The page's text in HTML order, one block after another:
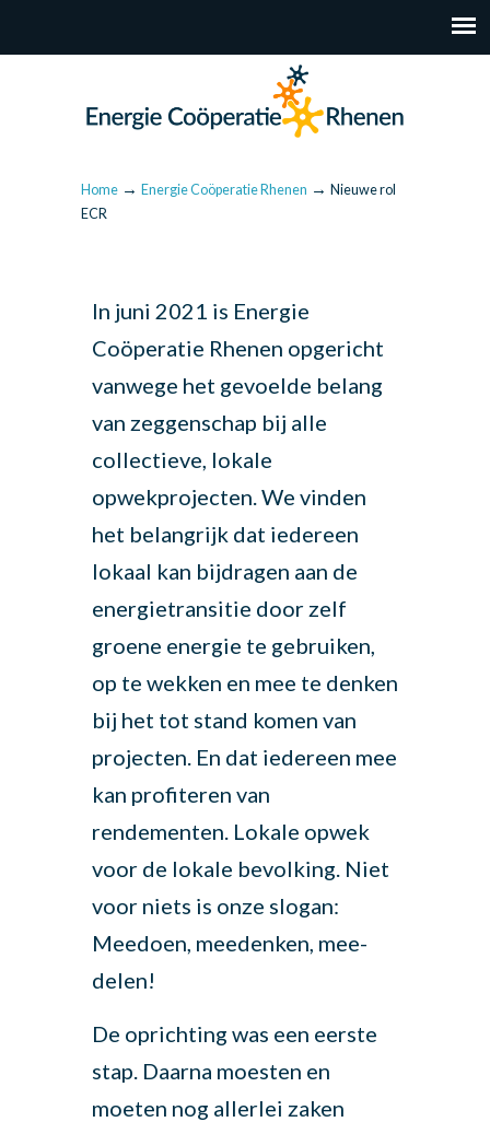
Home → Energie Coöperatie Rhenen → Nieuwe rol
ECR
In juni 2021 is Energie
Coöperatie Rhenen opgericht
vanwege het gevoelde belang
van zeggenschap bij alle
collectieve, lokale
opwekprojecten. We vinden
het belangrijk dat iedereen
lokaal kan bijdragen aan de
energietransitie door zelf
groene energie te gebruiken,
op te wekken en mee te denken
bij het tot stand komen van
projecten. En dat iedereen mee
kan profiteren van
rendementen. Lokale opwek
voor de lokale bevolking. Niet
voor niets is onze slogan:
Meedoen, meedenken, mee-
delen!
De oprichting was een eerste
stap. Daarna moesten en
moeten nog allerlei zaken